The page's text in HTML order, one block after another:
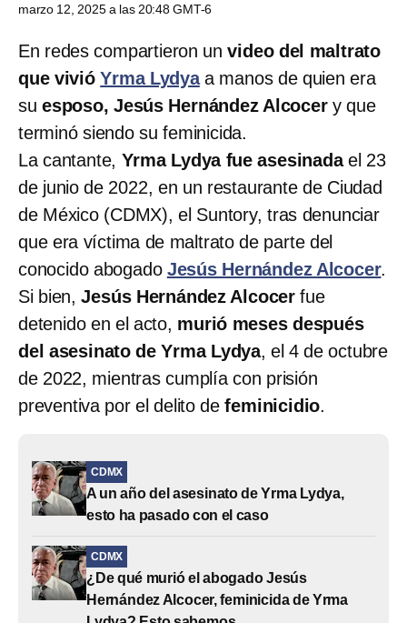
marzo 12, 2025 a las 20:48 GMT-6
En redes compartieron unvideo del maltrato
que vivióYrma Lydyaa manos de quien era
su esposo, Jesús Hernández Alcocer y que
terminó siendo su feminicida.
La cantante, Yrma Lydya fue asesinadael 23
de junio de 2022, en un restaurante de Ciudad
de México (CDMX), el Suntory, tras denunciar
que era víctima de maltrato de parte del
conocido abogado Jesús Hernández Alcocer.
Si bien,Jesús Hernández Alcocer fue
detenido en el acto, murió meses después
del asesinato de Yrma Lydya, el 4 de octubre
de 2022, mientras cumplía con prisión
preventiva por el delito defeminicidio.
CDMX
A un año del asesinato de Yrma Lydya,
esto ha pasado con el caso
CDMX
¿De qué murió el abogado Jesús
Hernández Alcocer, feminicida de Yrma